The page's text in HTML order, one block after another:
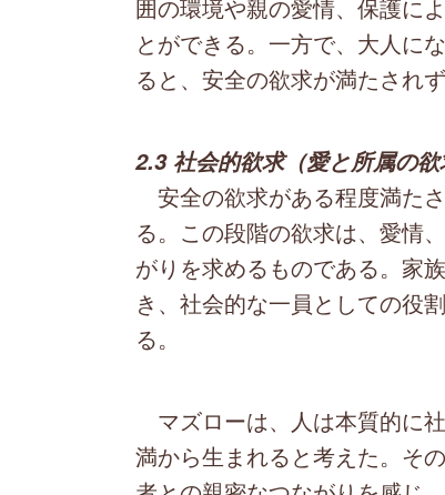
囲の環境や親の愛情、保護に
とができる。一方で、大人に
ると、安全の欲求が満たされ
2.3 社会的欲求（愛と所属の
安全の欲求がある程度満た
る。この段階の欲求は、愛情
がりを求めるものである。家
き、社会的な一員としての役
る。
マズローは、人は本質的に
満から生まれると考えた。そ